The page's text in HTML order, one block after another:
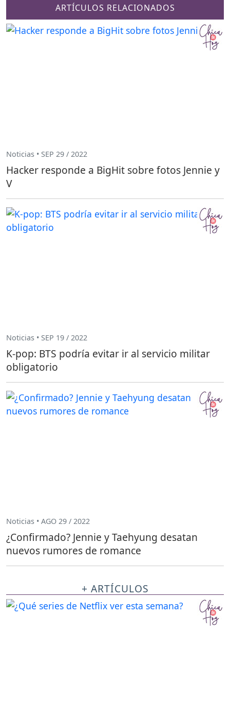
ARTÍCULOS RELACIONADOS
Noticias • SEP 29 / 2022
Hacker responde a BigHit sobre fotos Jennie y
V
Noticias • SEP 19 / 2022
K-pop: BTS podría evitar ir al servicio militar
obligatorio
Noticias • AGO 29 / 2022
¿Confirmado? Jennie y Taehyung desatan
nuevos rumores de romance
+ ARTÍCULOS